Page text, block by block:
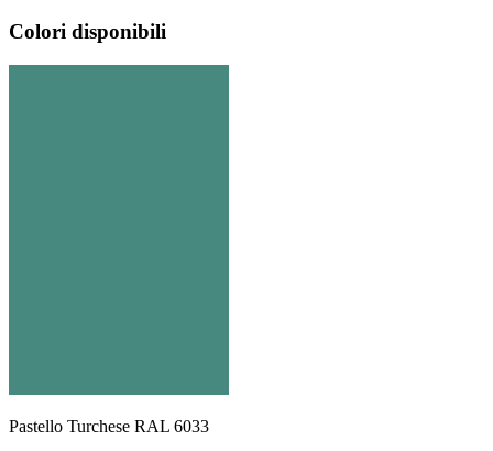
Colori disponibili
Pastello Turchese RAL 6033